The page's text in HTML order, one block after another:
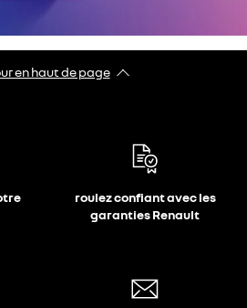
en haut de page​
roulez confiant avec les
garanties Renault